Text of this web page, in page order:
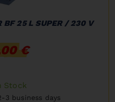
BF 25 L SUPER / 230 V
€
Stock
3 business days